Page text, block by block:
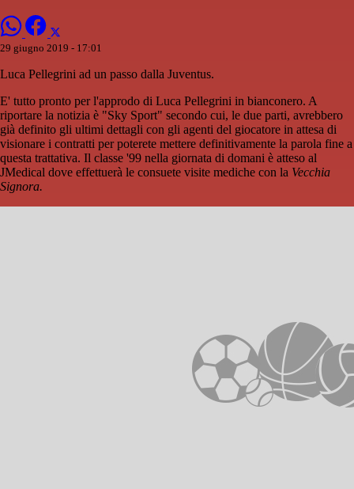
29 giugno 2019 - 17:01
Luca Pellegrini ad un passo dalla Juventus.
E' tutto pronto per l'approdo di Luca Pellegrini in bianconero. A
riportare la notizia è "Sky Sport" secondo cui, le due parti, avrebbero
già definito gli ultimi dettagli con gli agenti del giocatore in attesa di
visionare i contratti per poterete mettere definitivamente la parola fine a
questa trattativa. Il classe '99 nella giornata di domani è atteso al
JMedical dove effettuerà le consuete visite mediche con la Vecchia
Signora.